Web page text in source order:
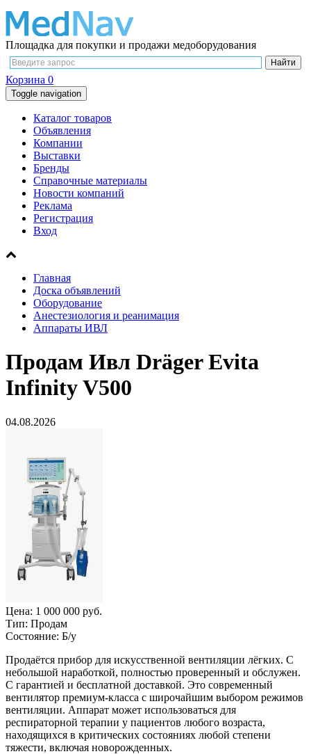
Площадка для покупки и продажи медоборудования
Корзина 0
Toggle navigation
Каталог товаров
Объявления
Компании
Выставки
Бренды
Справочные материалы
Новости компаний
Реклама
Регистрация
Вход
Главная
Доска объявлений
Оборудование
Анестезиология и реанимация
Аппараты ИВЛ
Продам Ивл Dräger Evita
Infinity V500
04.08.2026
Цена: 1 000 000 руб.
Тип: Продам
Состояние: Б/у
Продаётся прибор для искусственной вентиляции лёгких. С
небольшой наработкой, полностью проверенный и обслужен.
С гарантией и бесплатной доставкой. Это современный
вентилятор премиум-класса с широчайшим выбором режимов
вентиляции. Аппарат может использоваться для
респираторной терапии у пациентов любого возраста,
находящихся в критических состояниях любой степени
тяжести, включая новорожденных.